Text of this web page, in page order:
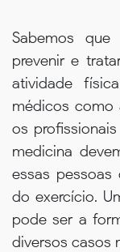
Sabemos
prevenir e
atividade
médicos como
os
medicina
essas
do exercício.
pode ser a
diversos casos